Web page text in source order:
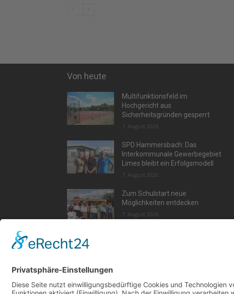
Von heute
Multifunktionsfeld im
Hochgericht aus
Sicherheitsgründen gesperrt
7. August 2026
SPD Hammersbach: Das
Interkommunale Gewerbegebiet
Limes bleibt ein Erfolgsmodell
7. August 2026
Zum Schulstart neue
Möglichkeiten entdecken
7. August 2026